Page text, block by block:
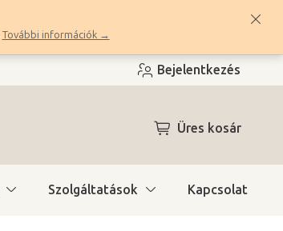
További információk →
Bejelentkezés
KOSÁR
Üres kosár
Szolgáltatások Kapcsolat